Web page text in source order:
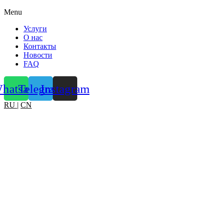
Menu
Услуги
О нас
Контакты
Новости
FAQ
TelegramInstagram
RU | CN